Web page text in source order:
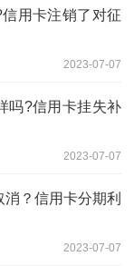
用卡注销了对征
2023-07-07
吗?信用卡挂失补
2023-07-07
？信用卡分期利
2023-07-07